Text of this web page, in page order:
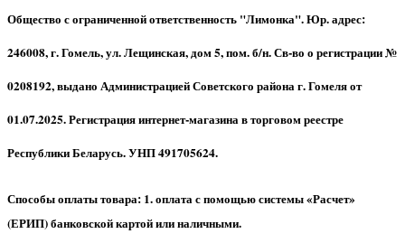
Общество с ограниченной ответственность "Лимонка". Юр. адрес:
246008, г. Гомель, ул. Лещинская, дом 5, пом. б/н. Св-во о регистрации №
0208192, выдано Администрацией Советского района г. Гомеля от
01.07.2025. Регистрация интернет-магазина в торговом реестре
Республики Беларусь. УНП 491705624.
Способы оплаты товара: 1. оплата с помощью системы «Расчет»
(ЕРИП) банковской картой или наличными.